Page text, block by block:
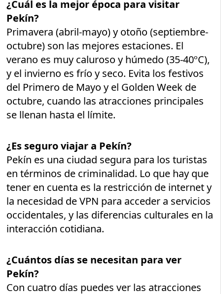
¿Cuál es la mejor época para visitar
Pekín?
Primavera (abril-mayo) y otoño (septiembre-
octubre) son las mejores estaciones. El
verano es muy caluroso y húmedo (35-40ºC),
y el invierno es frío y seco. Evita los festivos
del Primero de Mayo y el Golden Week de
octubre, cuando las atracciones principales
se llenan hasta el límite.
¿Es seguro viajar a Pekín?
Pekín es una ciudad segura para los turistas
en términos de criminalidad. Lo que hay que
tener en cuenta es la restricción de internet y
la necesidad de VPN para acceder a servicios
occidentales, y las diferencias culturales en la
interacción cotidiana.
¿Cuántos días se necesitan para ver
Pekín?
Con cuatro días puedes ver las atracciones